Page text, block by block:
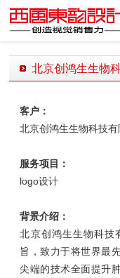
创
北京创鸿生生物
客户：
北京创鸿生生物科技有
服务项目：
logo设计
背景介绍：
北京创鸿生生物科技
旨，致力于将世界最
尖端的技术全面提升